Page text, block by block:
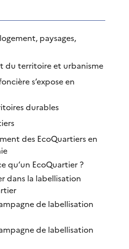
paysages,
du territoire et urbanisme
s’expose en
durables
des EcoQuartiers en
qu’un EcoQuartier ?
dans la labellisation
de labellisation
de labellisation